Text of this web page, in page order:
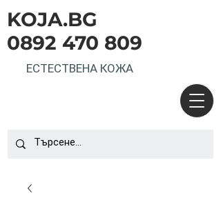
KOJA.BG
0892 470 809
ЕСТЕСТВЕНА КОЖА